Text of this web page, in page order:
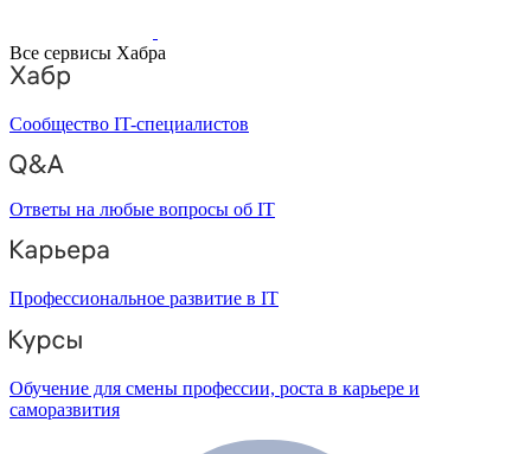
Все сервисы Хабра
Сообщество IT-специалистов
Ответы на любые вопросы об IT
Профессиональное развитие в IT
Обучение для смены профессии, роста в карьере и
саморазвития